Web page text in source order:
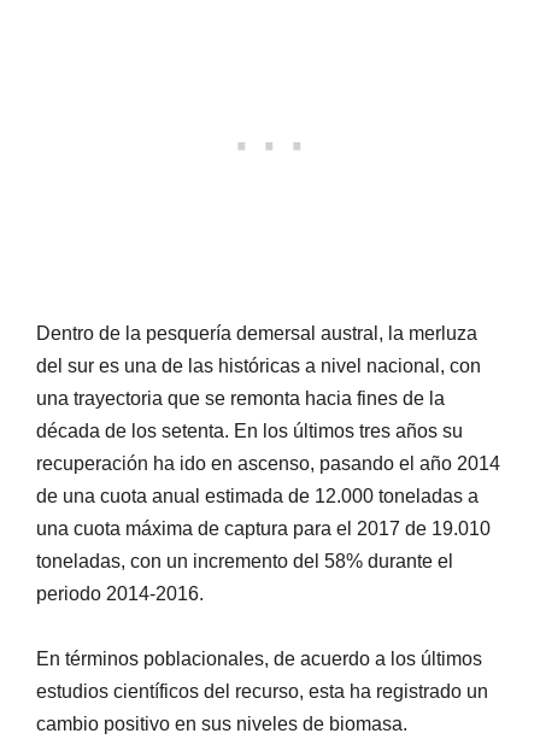
Dentro de la pesquería demersal austral, la merluza
del sur es una de las históricas a nivel nacional, con
una trayectoria que se remonta hacia fines de la
década de los setenta. En los últimos tres años su
recuperación ha ido en ascenso, pasando el año 2014
de una cuota anual estimada de 12.000 toneladas a
una cuota máxima de captura para el 2017 de 19.010
toneladas, con un incremento del 58% durante el
periodo 2014-2016.
En términos poblacionales, de acuerdo a los últimos
estudios científicos del recurso, esta ha registrado un
cambio positivo en sus niveles de biomasa.